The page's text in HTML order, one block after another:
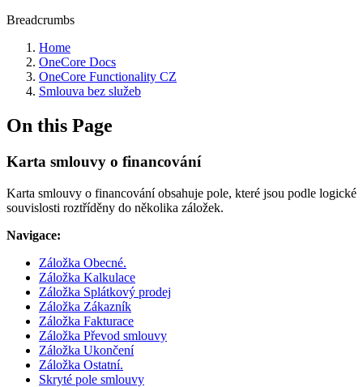
Breadcrumbs
Home
OneCore Docs
OneCore Functionality CZ
Smlouva bez služeb
On this Page
Karta smlouvy o financování
Karta smlouvy o financování obsahuje pole, které jsou podle logické
souvislosti roztříděny do několika záložek.
Navigace:
Záložka Obecné.
Záložka Kalkulace
Záložka Splátkový prodej
Záložka Zákazník
Záložka Fakturace
Záložka Převod smlouvy
Záložka Ukončení
Záložka Ostatní.
Skryté pole smlouvy